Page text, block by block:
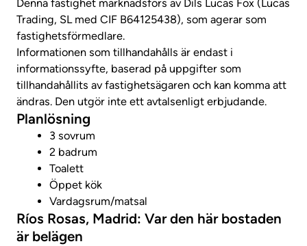
Denna fastighet marknadsförs av Dils Lucas Fox (Lucas
Trading, SL med CIF B64125438), som agerar som
fastighetsförmedlare.
Informationen som tillhandahålls är endast i
informationssyfte, baserad på uppgifter som
tillhandahållits av fastighetsägaren och kan komma att
ändras. Den utgör inte ett avtalsenligt erbjudande.
Planlösning
3 sovrum
2 badrum
Toalett
Öppet kök
Vardagsrum/matsal
Ríos Rosas, Madrid: Var den här bostaden
är belägen